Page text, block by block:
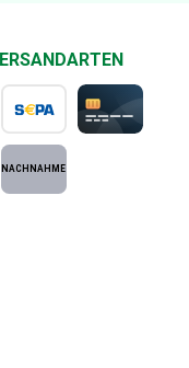
SEPA Lastschrift